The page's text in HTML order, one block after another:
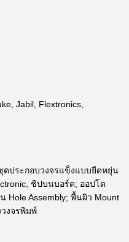
Jabil, Flextronics,
ประกอบวงจรแข็งแบบยืดหยุ่น
ชิปบนบอร์ด; ออปโต
Hole Assembly; พื้นผิว Mount
งจรพิมพ์